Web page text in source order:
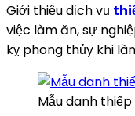
Giới thiệu dịch vụ
việc làm ăn, sự
kỵ phong thủy khi
Mẫu danh